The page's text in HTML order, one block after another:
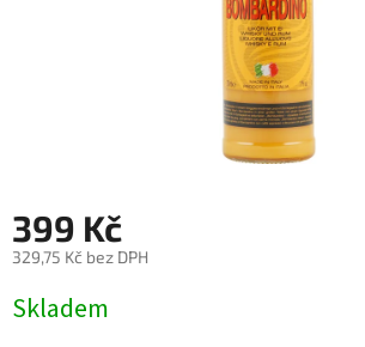
399 Kč
329,75 Kč bez DPH
cena:
Skladem